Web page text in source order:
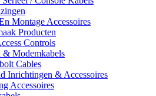
Montage Accessoires
Producten
Controls
& Modemkabels
Cables
Inrichtingen & Accessoires
Accessoires